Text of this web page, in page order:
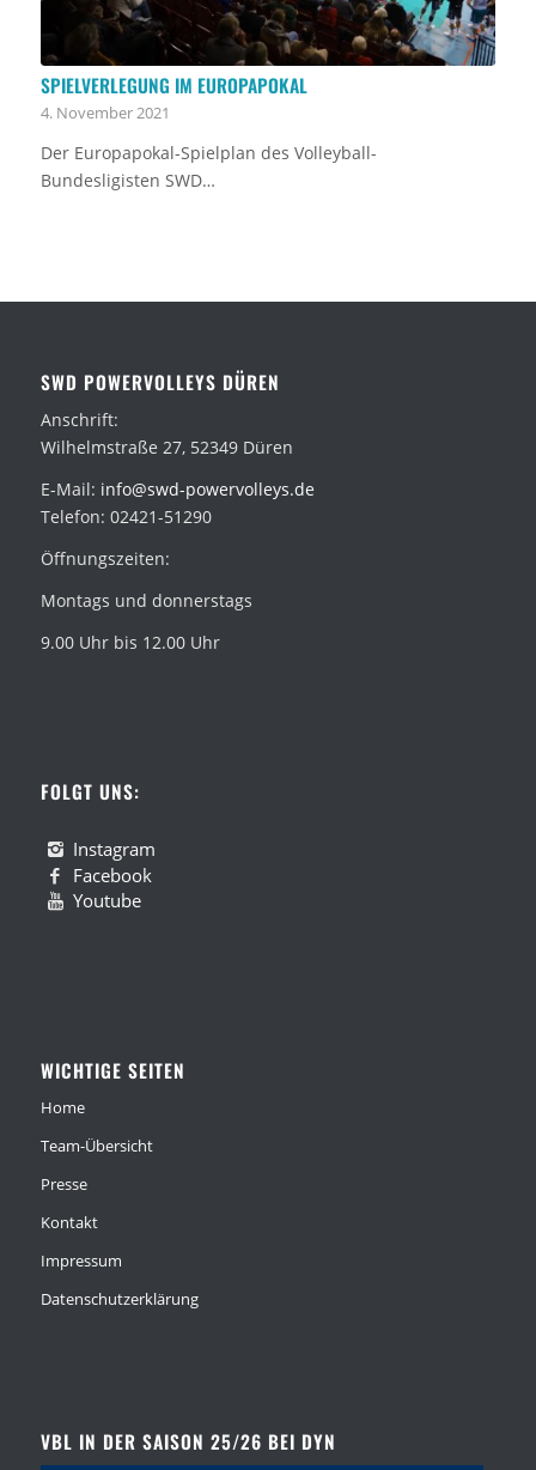
SPIELVERLEGUNG IM EUROPAPOKAL
4. November 2021
Der Europapokal-Spielplan des Volleyball-
Bundesligisten SWD…
SWD POWERVOLLEYS DÜREN
Anschrift:
Wilhelmstraße 27, 52349 Düren
E-Mail: info@swd-powervolleys.de
Telefon: 02421-51290
Öffnungszeiten:
Montags und donnerstags
9.00 Uhr bis 12.00 Uhr
FOLGT UNS:
Instagram
Facebook
Youtube
WICHTIGE SEITEN
Home
Team-Übersicht
Presse
Kontakt
Impressum
Datenschutzerklärung
VBL IN DER SAISON 25/26 BEI DYN